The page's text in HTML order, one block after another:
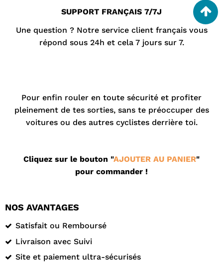
SUPPORT FRANÇAIS 7/7J
Une question ? Notre service client français vous
répond sous 24h et cela 7 jours sur 7.
Pour enfin rouler en toute sécurité et profiter
pleinement de tes sorties, sans te préoccuper des
voitures ou des autres cyclistes derrière toi.
Cliquez sur le bouton "AJOUTER AU PANIER"
pour commander !
NOS AVANTAGES
Satisfait ou Remboursé
Livraison avec Suivi
Site et paiement ultra-sécurisés